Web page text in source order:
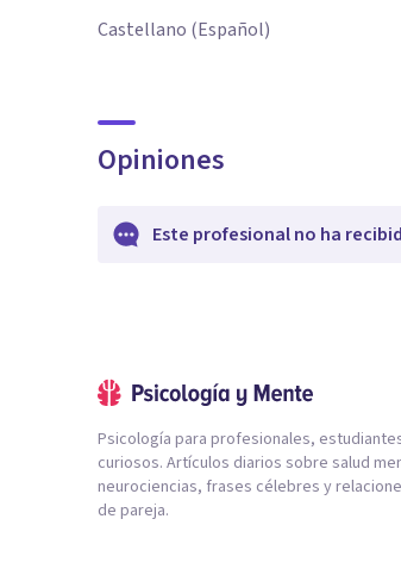
Castellano (Español)
Opiniones
Este profesional no ha
Psicología para profesionales,
curiosos. Artículos diarios sobre salud
neurociencias, frases célebres y
de pareja.